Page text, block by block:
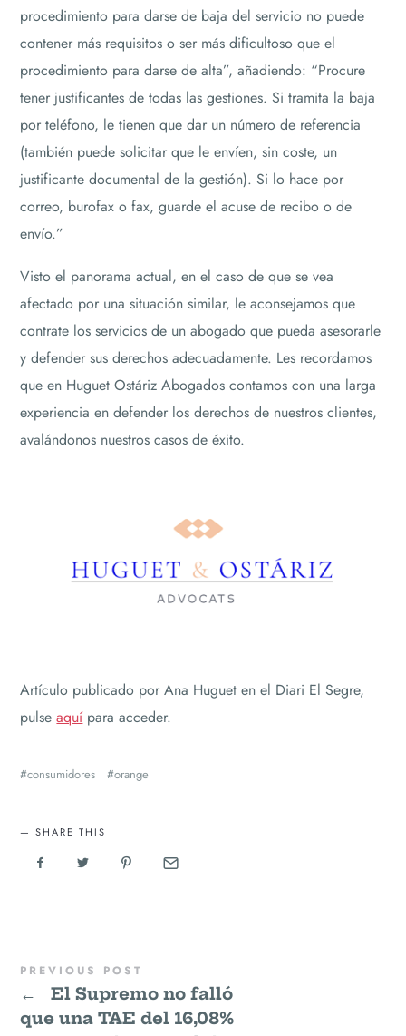
procedimiento para darse de baja del servicio no puede
contener más requisitos o ser más dificultoso que el
procedimiento para darse de alta”, añadiendo: “Procure
tener justificantes de todas las gestiones. Si tramita la baja
por teléfono, le tienen que dar un número de referencia
(también puede solicitar que le envíen, sin coste, un
justificante documental de la gestión). Si lo hace por
correo, burofax o fax, guarde el acuse de recibo o de
envío.”
Visto el panorama actual, en el caso de que se vea
afectado por una situación similar, le aconsejamos que
contrate los servicios de un abogado que pueda asesorarle
y defender sus derechos adecuadamente. Les recordamos
que en Huguet Ostáriz Abogados contamos con una larga
experiencia en defender los derechos de nuestros clientes,
avalándonos nuestros casos de éxito.
Artículo publicado por Ana Huguet en el Diari El Segre,
pulseaquípara acceder.
consumidores orange
SHARE THIS
PREVIOUS POST
←
El Supremo no falló
que una TAE del 16,08%